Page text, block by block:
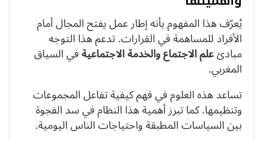
يُعرّف هذا المفهوم بأنه إطار عمل يفتح المجال أمام
الأفراد للمساهمة في القرارات. تدعم هذا التوجه
مبادئعلم الاجتماع والخدمة الاجتماعيةفي السياق
المغربي.
تساعد هذه العلوم في فهم كيفية تفاعل المجموعات
وتنظيمها. كما تبرز أهمية هذا النظام في سد الفجوة
بين السياسات المطبقة واحتياجات الناس اليومية.